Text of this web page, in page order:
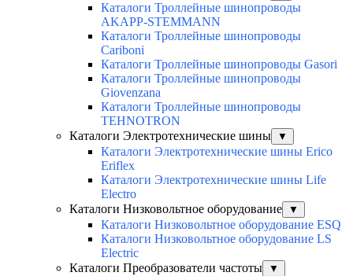
Каталоги Троллейные шинопроводы
AKAPP-STEMMANN
Каталоги Троллейные шинопроводы
Cariboni
Каталоги Троллейные шинопроводы Gasori
Каталоги Троллейные шинопроводы
Giovenzana
Каталоги Троллейные шинопроводы
TEHNOTRON
Каталоги Электротехнические шины
▼
Каталоги Электротехнические шины Erico
Eriflex
Каталоги Электротехнические шины Life
Electro
Каталоги Низковольтное оборудование
▼
Каталоги Низковольтное оборудование ESQ
Каталоги Низковольтное оборудование LS
Electric
Каталоги Преобразователи частоты
▼